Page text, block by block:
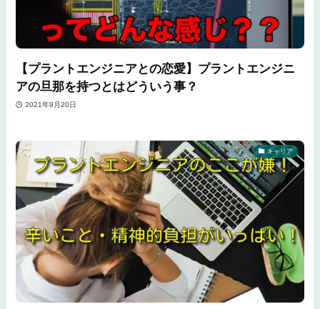
【プラントエンジニアとの恋愛】プラントエンジニ
アの旦那を持つとはどういう事？
2021年9月20日
キャリア